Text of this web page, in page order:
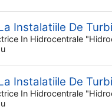
Instalatiile De
In Hidrocentrale
Instalatiile De
In Hidrocentrale